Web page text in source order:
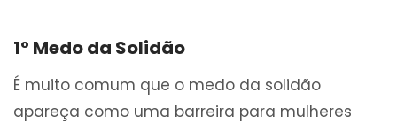
1° Medo da Solidão
É muito comum que o medo da solidão
apareça como uma barreira para mulheres